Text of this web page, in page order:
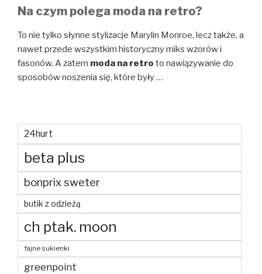
Na czym polega moda na retro?
To nie tylko słynne stylizacje Marylin Monroe, lecz także, a
nawet przede wszystkim historyczny miks wzorów i
fasonów. A zatem moda na retro to nawiązywanie do
sposobów noszenia się, które były …
24hurt
beta plus
bonprix sweter
butik z odzieżą
ch ptak. moon
fajne sukienki
greenpoint